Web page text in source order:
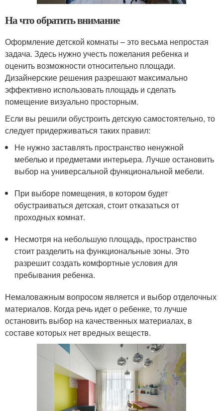
На что обратить внимание
Оформление детской комнаты – это весьма непростая
задача. Здесь нужно учесть пожелания ребенка и
оценить возможности относительно площади.
Дизайнерские решения разрешают максимально
эффективно использовать площадь и сделать
помещение визуально просторным.
Если вы решили обустроить детскую самостоятельно, то
следует придерживаться таких правил:
Не нужно заставлять пространство ненужной
мебелью и предметами интерьера. Лучше остановить
выбор на универсальной функциональной мебели.
При выборе помещения, в котором будет
обустраиваться детская, стоит отказаться от
проходных комнат.
Несмотря на небольшую площадь, пространство
стоит разделить на функциональные зоны. Это
разрешит создать комфортные условия для
пребывания ребенка.
Немаловажным вопросом является и выбор отделочных
материалов. Когда речь идет о ребенке, то лучше
остановить выбор на качественных материалах, в
составе которых нет вредных веществ.